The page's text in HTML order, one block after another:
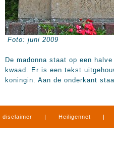
Foto: juni 2009
De madonna staat op een
kwaad. Er is een tekst
koningin. Aan de onderkant
disclaimer | Heiligennet |